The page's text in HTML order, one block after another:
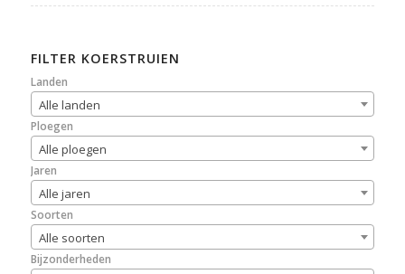
FILTER KOERSTRUIEN
Landen
Alle landen
Ploegen
Alle ploegen
Jaren
Alle jaren
Soorten
Alle soorten
Bijzonderheden